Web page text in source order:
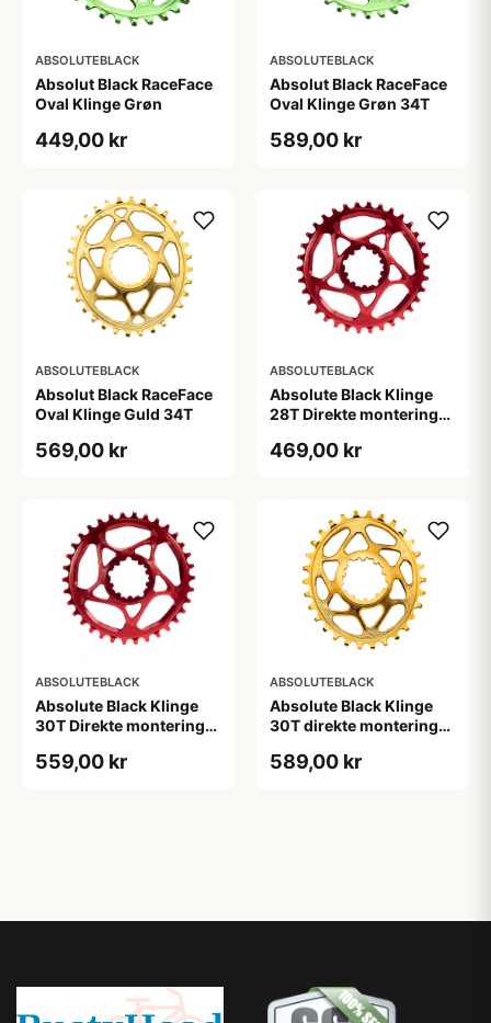
ABSOLUTEBLACK
Absolut Black RaceFace
Oval Klinge Grøn
449,00 kr
ABSOLUTEBLACK
Absolut Black RaceFace
Oval Klinge Grøn 34T
589,00 kr
ABSOLUTEBLACK
Absolut Black RaceFace
Oval Klinge Guld 34T
569,00 kr
ABSOLUTEBLACK
Absolute Black Klinge
28T Direkte montering
469,00 kr
ABSOLUTEBLACK
Absolute Black Klinge
30T Direkte montering
Rød
559,00 kr
ABSOLUTEBLACK
Absolute Black Klinge
30T direkte montering
589,00 kr